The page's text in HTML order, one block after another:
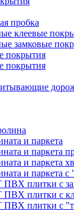
пробка
клеевые
замковые
покрытия
покрытия
и паркета
и паркета
и паркета
и паркета
ПВХ плитки с
ПВХ плитки с
ПВХ плитки с